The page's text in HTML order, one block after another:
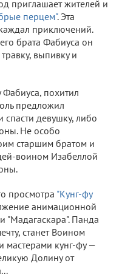
приглашает жителей и
перцем". Эта
приключений.
брата Фабиуса он
выпивку и
Фабиуса, похитил
предложил
спасти девушку, либо
Не особо
старшим братом и
воином Изабеллой
просмотра "Кунг-фу
анимационной
"Мадагаскара". Панда
станет Воином
мастерами кунг-фу —
Долину от